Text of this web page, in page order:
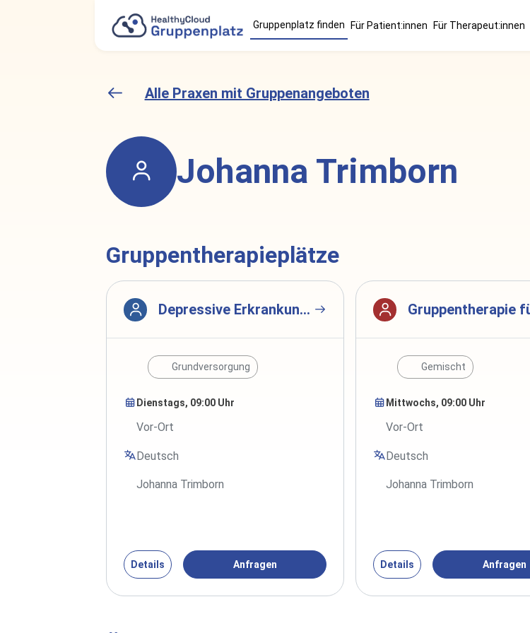
Gruppenplatz finden Für Patient:innen Für Therapeut:innen
Alle Praxen mit Gruppenangeboten
Johanna Trimborn
Gruppentherapieplätze
Depressive Erkrankungen
Grundversorgung
Dienstags, 09:00 Uhr
Vor-Ort
Deutsch
Johanna Trimborn
Details Anfragen
Gemischt
Mittwochs, 09:00 Uhr
Vor-Ort
Deutsch
Johanna Trimborn
Details Anfragen